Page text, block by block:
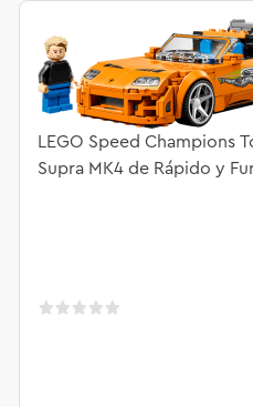
LEGO Speed Champions
Supra MK4 de Rápido y